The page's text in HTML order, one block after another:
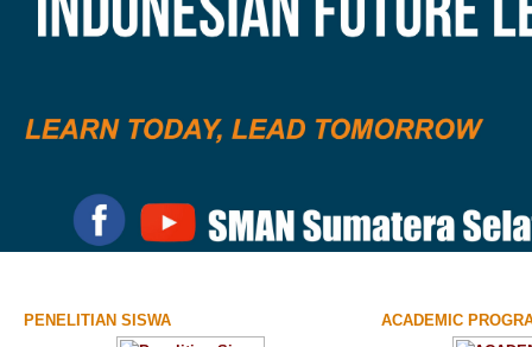
PENELITIAN SISWA ACADEMIC